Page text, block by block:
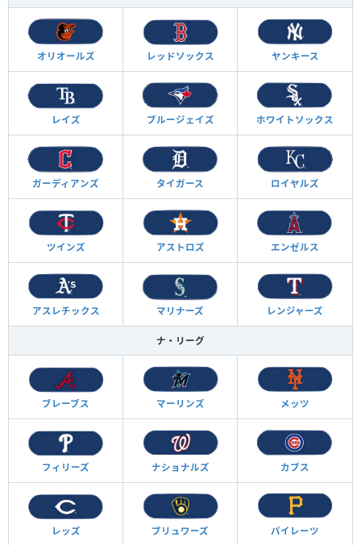
オリオールズ レッドソックス ヤンキース
レイズ ブルージェイズ ホワイトソックス
ガーディアンズ タイガース ロイヤルズ
ツインズ アストロズ エンゼルス
アスレチックス マリナーズ レンジャーズ
ナ・リーグ
ブレーブス マーリンズ メッツ
フィリーズ ナショナルズ カブス
レッズ ブリュワーズ パイレーツ